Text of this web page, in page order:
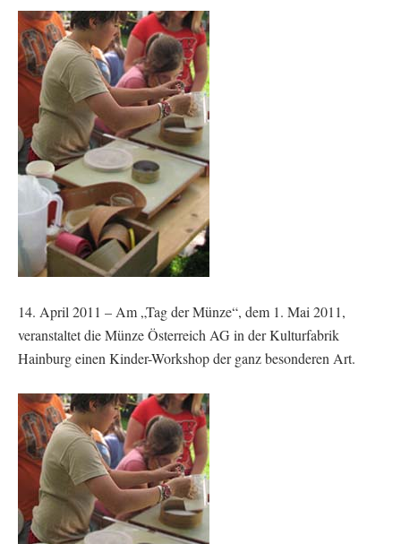
14. April 2011 – Am „Tag der Münze“, dem 1. Mai 2011,
veranstaltet die Münze Österreich AG in der Kulturfabrik
Hainburg einen Kinder-Workshop der ganz besonderen Art.